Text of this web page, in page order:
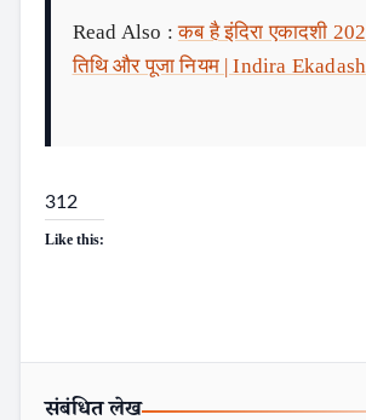
Search
Read Also :कब है इंदिरा एकादशी
तिथि और पूजा नियम | Indira
312
Like this:
संबंधित लेख